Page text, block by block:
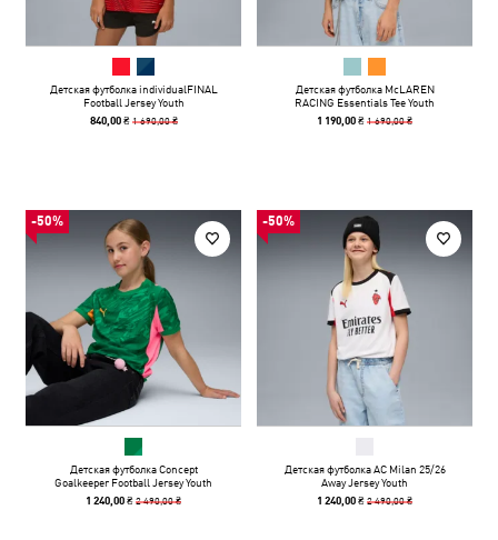
Детская футболка individualFINAL
Football Jersey Youth
840,00 ₴ 1 690,00 ₴
Детская футболка McLAREN
RACING Essentials Tee Youth
1 190,00 ₴1 690,00 ₴
-50%
Детская футболка Concept
Goalkeeper Football Jersey Youth
1 240,00 ₴2 490,00 ₴
-50%
Детская футболка AC Milan 25/26
Away Jersey Youth
1 240,00 ₴2 490,00 ₴